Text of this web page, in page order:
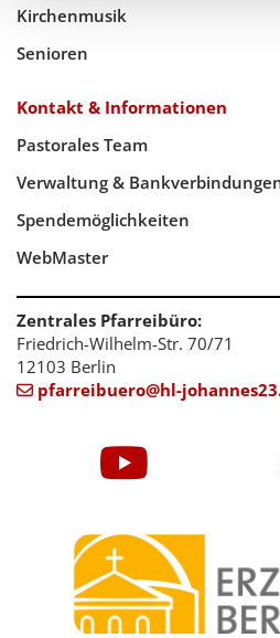
Kirchenmusik
Senioren
Kontakt & Informationen
Pastorales Team
Verwaltung &
Spendemöglichkeiten
WebMaster
Zentrales Pfarreibüro:
Friedrich-Wilhelm-Str. 70/71
12103 Berlin
 pfarreibuero@hl-